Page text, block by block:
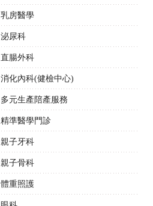
乳房醫學
泌尿科
直腸外科
消化內科(健檢中心)
多元生產陪產服務
精準醫學門診
親子牙科
親子骨科
體重照護